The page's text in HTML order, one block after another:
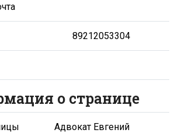
89212053304
о странице
Адвокат Евгений